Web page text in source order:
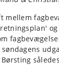
mellem